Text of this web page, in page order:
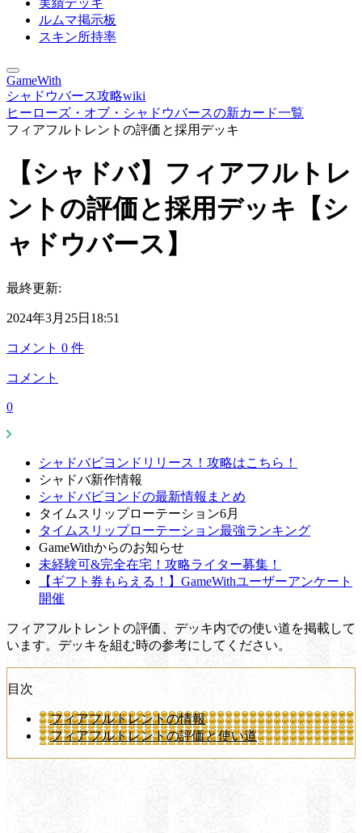
実績デッキ
ルムマ掲示板
スキン所持率
GameWith
シャドウバース攻略wiki
ヒーローズ・オブ・シャドウバースの新カード一覧
フィアフルトレントの評価と採用デッキ
【シャドバ】フィアフルトレ
ントの評価と採用デッキ【シ
ャドウバース】
最終更新:
2024年3月25日18:51
コメント 0 件
コメント
0
シャドバビヨンドリリース！攻略はこちら！
シャドバ新作情報
シャドバビヨンドの最新情報まとめ
タイムスリップローテーション6月
タイムスリップローテーション最強ランキング
GameWithからのお知らせ
未経験可&完全在宅！攻略ライター募集！
【ギフト券もらえる！】GameWithユーザーアンケート
開催
フィアフルトレントの評価、デッキ内での使い道を掲載して
います。デッキを組む時の参考にしてください。
目次
フィアフルトレントの情報
フィアフルトレントの評価と使い道